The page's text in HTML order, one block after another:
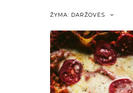
ŽYMA: DARŽOVĖS